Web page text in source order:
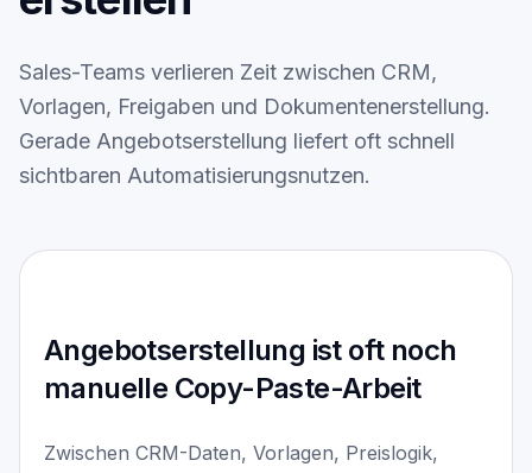
Kontakt
ENGLISH
Sales-Teams verlieren Zeit zwischen CRM,
Vorlagen, Freigaben und Dokumentenerstellung.
Gerade Angebotserstellung liefert oft schnell
sichtbaren Automatisierungsnutzen.
Angebotserstellung ist oft noch
manuelle Copy-Paste-Arbeit
Zwischen CRM-Daten, Vorlagen, Preislogik,